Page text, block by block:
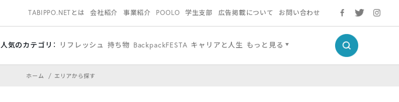
TABIPPO.NETとは 会社紹介 事業紹介 POOLO 学生支部 広告掲載について お問い合わせ
人気のカテゴリ： リフレッシュ 持ち物 BackpackFESTA キャリアと人生 もっと見る
ホーム エリアから探す